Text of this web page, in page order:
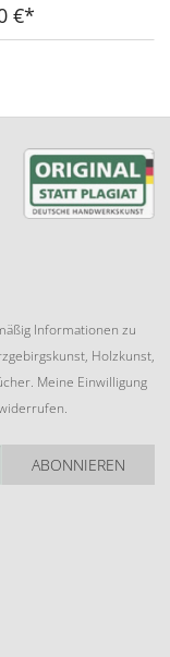
€
Informationen zu
Holzkunst,
Meine Einwilligung
ABONNIEREN